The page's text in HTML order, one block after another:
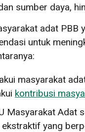
sumber daya,
adat PBB
untuk
masyarakat
kontribusi
Masyarakat Adat
yang